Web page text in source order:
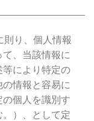
則り、個人情報
、当該情報に
により特定の
情報と容易に
個人を識別す
）、として定